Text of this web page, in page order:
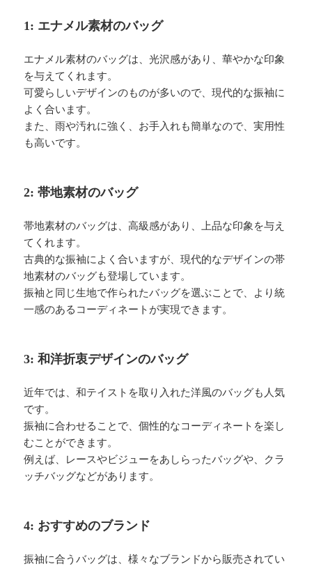
1: エナメル素材のバッグ
エナメル素材のバッグは、光沢感があり、華やかな印象
を与えてくれます。
可愛らしいデザインのものが多いので、現代的な振袖に
よく合います。
また、雨や汚れに強く、お手入れも簡単なので、実用性
も高いです。
2: 帯地素材のバッグ
帯地素材のバッグは、高級感があり、上品な印象を与え
てくれます。
古典的な振袖によく合いますが、現代的なデザインの帯
地素材のバッグも登場しています。
振袖と同じ生地で作られたバッグを選ぶことで、より統
一感のあるコーディネートが実現できます。
3: 和洋折衷デザインのバッグ
近年では、和テイストを取り入れた洋風のバッグも人気
です。
振袖に合わせることで、個性的なコーディネートを楽し
むことができます。
例えば、レースやビジューをあしらったバッグや、クラ
ッチバッグなどがあります。
4: おすすめのブランド
振袖に合うバッグは、様々なブランドから販売されてい